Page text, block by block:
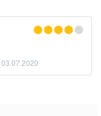
03.07.2020